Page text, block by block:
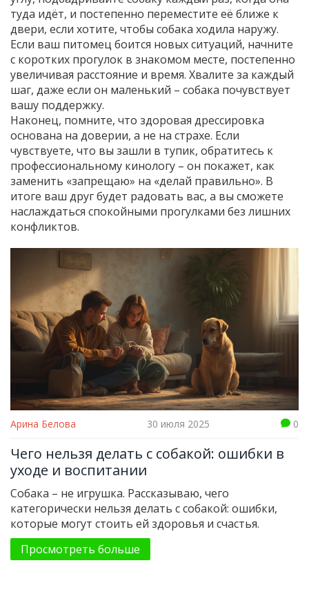
туда идёт, и постепенно переместите её ближе к
двери, если хотите, чтобы собака ходила наружу.
Если ваш питомец боится новых ситуаций, начните
с коротких прогулок в знакомом месте, постепенно
увеличивая расстояние и время. Хвалите за каждый
шаг, даже если он маленький – собака почувствует
вашу поддержку.
Наконец, помните, что здоровая дрессировка
основана на доверии, а не на страхе. Если
чувствуете, что вы зашли в тупик, обратитесь к
профессиональному кинологу – он покажет, как
заменить «запрещаю» на «делай правильно». В
итоге ваш друг будет радовать вас, а вы сможете
наслаждаться спокойными прогулками без лишних
конфликтов.
Арина Белова 30 июля 2025 0
Чего нельзя делать с собакой: ошибки в
уходе и воспитании
Собака – не игрушка. Рассказываю, чего
категорически нельзя делать с собакой: ошибки,
которые могут стоить ей здоровья и счастья.
Просмотреть больше